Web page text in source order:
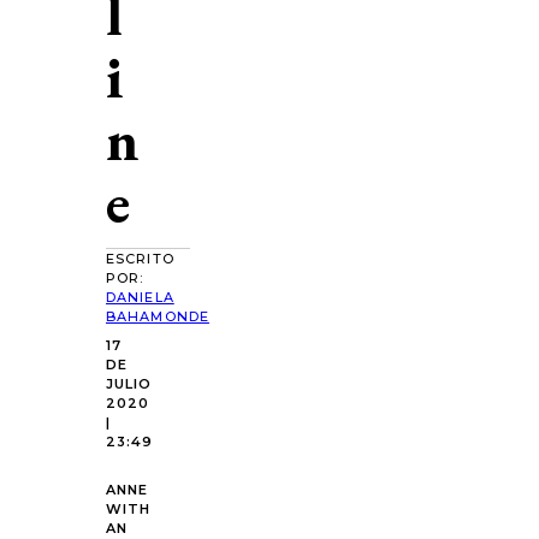
i
n
e
ESCRITO
POR:
DANIELA
BAHAMONDE
17
DE
JULIO
2020
|
23:49
ANNE
WITH
AN